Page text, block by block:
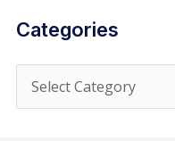
Categories
a